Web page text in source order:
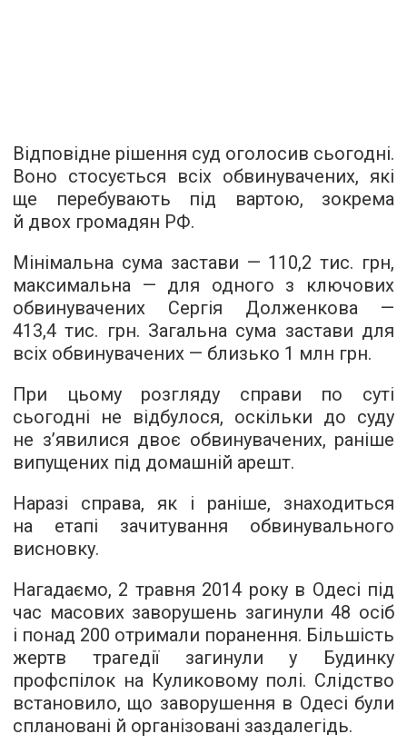
Відповідне рішення суд оголосив сьогодні.
Воно стосується всіх обвинувачених, які
ще перебувають під вартою, зокрема
й двох громадян РФ.
Мінімальна сума застави — 110,2 тис. грн,
максимальна — для одного з ключових
обвинувачених Сергія Долженкова —
413,4 тис. грн. Загальна сума застави для
всіх обвинувачених — близько 1 млн грн.
При цьому розгляду справи по суті
сьогодні не відбулося, оскільки до суду
не з’явилися двоє обвинувачених, раніше
випущених під домашній арешт.
Наразі справа, як і раніше, знаходиться
на етапі зачитування обвинувального
висновку.
Нагадаємо, 2 травня 2014 року в Одесі під
час масових заворушень загинули 48 осіб
і понад 200 отримали поранення. Більшість
жертв трагедії загинули у Будинку
профспілок на Куликовому полі. Слідство
встановило, що заворушення в Одесі були
сплановані й організовані заздалегідь.